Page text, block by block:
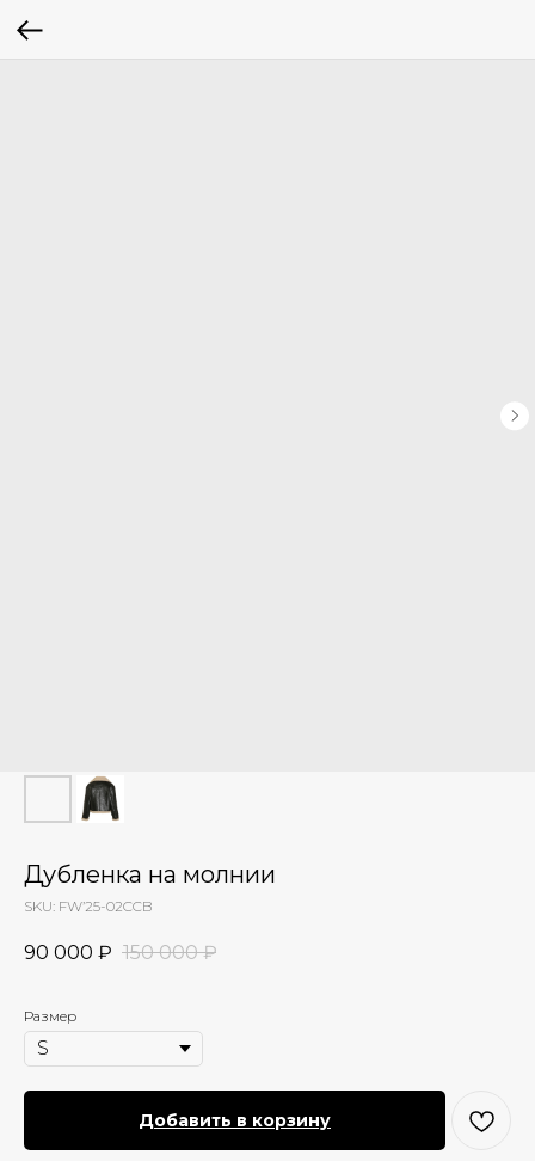
Дубленка на молнии
SKU: FW’25-02CCB
90 000 ₽ 150 000 ₽
Размер
Добавить в корзину